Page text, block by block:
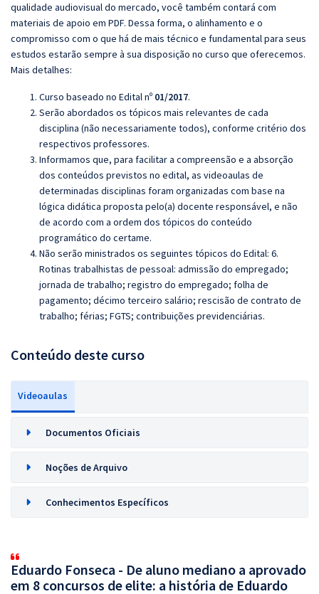
qualidade audiovisual do mercado, você também contará com
materiais de apoio em PDF. Dessa forma, o alinhamento e o
compromisso com o que há de mais técnico e fundamental para seus
estudos estarão sempre à sua disposição no curso que oferecemos.
Mais detalhes:
Curso baseado no Edital nº 01/2017.
Serão abordados os tópicos mais relevantes de cada
disciplina (não necessariamente todos), conforme critério dos
respectivos professores.
Informamos que, para facilitar a compreensão e a absorção
dos conteúdos previstos no edital, as videoaulas de
determinadas disciplinas foram organizadas com base na
lógica didática proposta pelo(a) docente responsável, e não
de acordo com a ordem dos tópicos do conteúdo
programático do certame.
Não serão ministrados os seguintes tópicos do Edital: 6.
Rotinas trabalhistas de pessoal: admissão do empregado;
jornada de trabalho; registro do empregado; folha de
pagamento; décimo terceiro salário; rescisão de contrato de
trabalho; férias; FGTS; contribuições previdenciárias.
Conteúdo deste curso
Videoaulas
Documentos Oficiais
Noções de Arquivo
Conhecimentos Específicos
Eduardo Fonseca - De aluno mediano a aprovado
em 8 concursos de elite: a história de Eduardo